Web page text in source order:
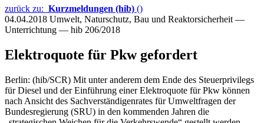
zurück zu: Kurzmeldungen (hib) ()
04.04.2018 Umwelt, Naturschutz, Bau und Reaktorsicherheit —
Unterrichtung — hib 206/2018
Elektroquote für Pkw gefordert
Berlin: (hib/SCR) Mit unter anderem dem Ende des Steuerprivilegs
für Diesel und der Einführung einer Elektroquote für Pkw können
nach Ansicht des Sachverständigenrates für Umweltfragen der
Bundesregierung (SRU) in den kommenden Jahren die